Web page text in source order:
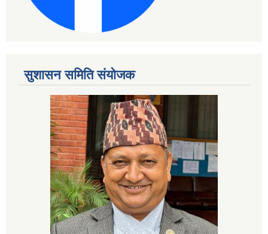
सुशासन समिति संयोजक